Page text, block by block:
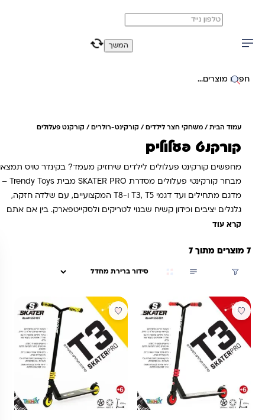
חיפוש באתר
עמוד הבית/משחקי חצר לילדים/קורקינט-רולרים / קורקנט פעלולים
קורקנט פעלולים
מחפשים קורקינט פעלולים לילדים שיחזיק מעמד? בקינדר טויס תמצאו
מבחר קורקינטי פעלולים מסדרת SKATER PRO מבית Trendy Toys –
מדגם מתחילים ועד דגמי T3, T5 ו-T8 המקצועיים, עם שלדה חזקה,
גלגלים יציבים וכידון קשיח שבנוי לטריקים ולסקייטפארק. בין אם אתם
מחפשים קורקינט פעלולים לילד מתחיל או דגם מקצועי לרוכב מתקדם
ובמשלוח מהיר עד הבית.
קרא עוד
סינון
מבצע מבצע
המשך